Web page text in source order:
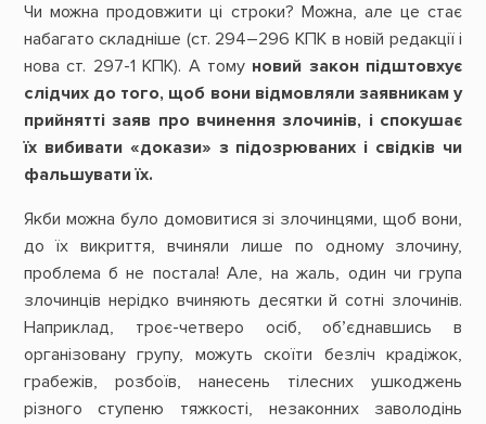
Чи можна продовжити ці строки? Можна, але це стає
набагато складніше (ст. 294–296 КПК в новій редакції і
нова ст. 297-1 КПК). А тому новий закон підштовхує
слідчих до того, щоб вони відмовляли заявникам у
прийнятті заяв про вчинення злочинів, і спокушає
їх вибивати «докази» з підозрюваних і свідків чи
фальшувати їх.
Якби можна було домовитися зі злочинцями, щоб вони,
до їх викриття, вчиняли лише по одному злочину,
проблема б не постала! Але, на жаль, один чи група
злочинців нерідко вчиняють десятки й сотні злочинів.
Наприклад, троє-четверо осіб, об’єднавшись в
організовану групу, можуть скоїти безліч крадіжок,
грабежів, розбоїв, нанесень тілесних ушкоджень
різного ступеню тяжкості, незаконних заволодінь